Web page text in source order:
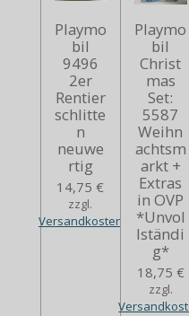
Playmo
bil
9496
2er
Rentier
schlitte
n
neuwe
rtig
14,75 €
zzgl.
Versandkosten
Playmo
bil
Christ
mas
Set:
5587
Weihn
achtsm
arkt +
Extras
in OVP
*Unvol
lständi
g*
18,75 €
zzgl.